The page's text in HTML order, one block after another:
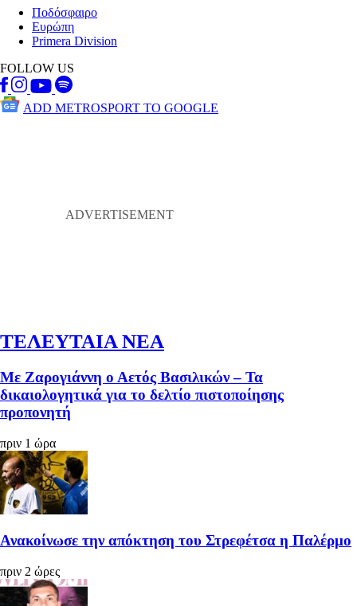
Ποδόσφαιρο
Ευρώπη
Primera Division
FOLLOW US
ADD METROSPORT TO GOOGLE
ΤΕΛΕΥΤΑΙΑ ΝΕΑ
Με Ζαρογιάννη ο Αετός Βασιλικών – Τα
δικαιολογητικά για το δελτίο πιστοποίησης
προπονητή
πριν 1 ώρα
Ανακοίνωσε την απόκτηση του Στρεφέτσα η Παλέρμο
πριν 2 ώρες